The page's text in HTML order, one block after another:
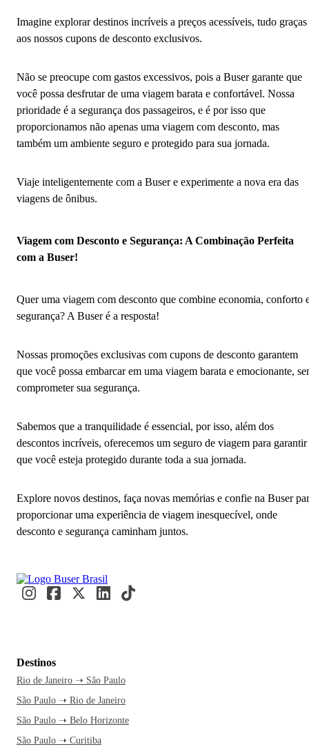
Imagine explorar destinos incríveis a preços acessíveis, tudo graças
aos nossos cupons de desconto exclusivos.
Não se preocupe com gastos excessivos, pois a Buser garante que
você possa desfrutar de uma viagem barata e confortável. Nossa
prioridade é a segurança dos passageiros, e é por isso que
proporcionamos não apenas uma viagem com desconto, mas
também um ambiente seguro e protegido para sua jornada.
Viaje inteligentemente com a Buser e experimente a nova era das
viagens de ônibus.
Viagem com Desconto e Segurança: A Combinação Perfeita
com a Buser!
Quer uma viagem com desconto que combine economia, conforto
segurança? A Buser é a resposta!
Nossas promoções exclusivas com cupons de desconto garantem
que você possa embarcar em uma viagem barata e emocionante,
comprometer sua segurança.
Sabemos que a tranquilidade é essencial, por isso, além dos
descontos incríveis, oferecemos um seguro de viagem para garantir
que você esteja protegido durante toda a sua jornada.
Explore novos destinos, faça novas memórias e confie na Buser
proporcionar uma experiência de viagem inesquecível, onde
desconto e segurança caminham juntos.
Destinos
Rio de Janeiro ➝ São Paulo
São Paulo ➝ Rio de Janeiro
São Paulo ➝ Belo Horizonte
São Paulo ➝ Curitiba